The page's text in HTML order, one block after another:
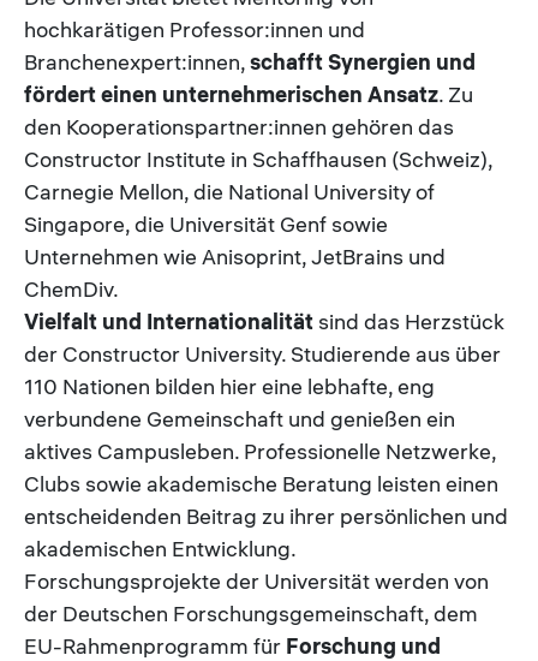
hochkarätigen Professor:innen und
Branchenexpert:innen,schafft Synergien und
fördert einen unternehmerischen Ansatz. Zu
den Kooperationspartner:innen gehören das
Constructor Institute in Schaffhausen (Schweiz),
Carnegie Mellon, die National University of
Singapore, die Universität Genf sowie
Unternehmen wie Anisoprint, JetBrains und
ChemDiv.
Vielfalt und Internationalität sind das Herzstück
der Constructor University. Studierende aus über
110 Nationen bilden hier eine lebhafte, eng
verbundene Gemeinschaft und genießen ein
aktives Campusleben. Professionelle Netzwerke,
Clubs sowie akademische Beratung leisten einen
entscheidenden Beitrag zu ihrer persönlichen und
akademischen Entwicklung.
Forschungsprojekte der Universität werden von
der Deutschen Forschungsgemeinschaft, dem
EU-Rahmenprogramm für Forschung und